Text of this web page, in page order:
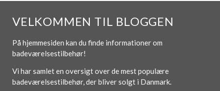
VELKOMMEN TIL BLOGGEN
På hjemmesiden kan du finde informationer om
badeværelsestilbehør!
Vi har samlet en oversigt over de mest populære
badeværelsestilbehør, der bliver solgt i Danmark.